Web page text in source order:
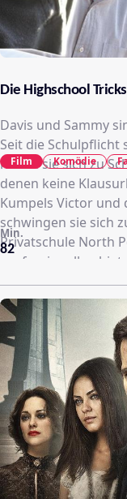
Die Highschool
Davis und Sammy
Seit die Schulpflicht
haben sie sich zu
denen keine
Kumpels Victor und
schwingen sie sich
Privatschule North
professionell
Lehrkörperschaft
sie eine Falle nach
später ihre
82
Min.
Film Komödie